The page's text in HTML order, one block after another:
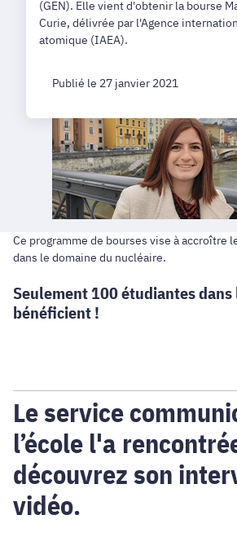
(GEN). Elle vient d'obtenir la bourse
Curie, délivrée par l'Agence
atomique (IAEA).
Publié le 27 janvier 2021
Ce programme de bourses vise à accroître
dans le domaine du nucléaire.
Seulement 100 étudiantes dans
bénéficient !
Le service
l’école l'a
découvrez son
vidéo.